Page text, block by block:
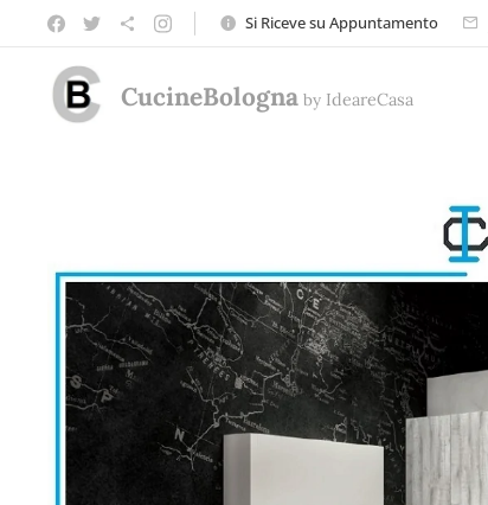
Si Riceve su Appuntamento
CucineBologna by IdeareCasa